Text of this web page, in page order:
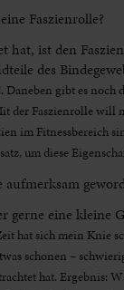
Faszienrolle?
hat, ist den
des
Daneben gibt es noch
der Faszienrolle
im
um diese
gerne eine
hat sich mein Knie
schonen –
hat. Ergebnis: